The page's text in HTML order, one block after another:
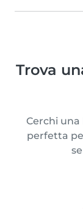
Trova
Cerchi una
perfetta